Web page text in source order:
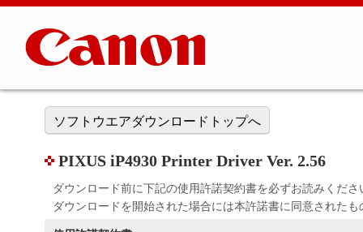
ソフトウエアダウンロードトップへ
PIXUS iP4930 Printer Driver Ver. 2.56
ダウンロード前に下記の使用許諾契約書を必ずお読みくださ
ダウンロードを開始された場合には本許諾書に同意された